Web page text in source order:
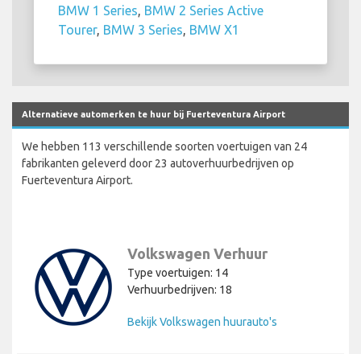
BMW 1 Series, BMW 2 Series Active
Tourer, BMW 3 Series, BMW X1
Alternatieve automerken te huur bij Fuerteventura Airport
We hebben 113 verschillende soorten voertuigen van 24
fabrikanten geleverd door 23 autoverhuurbedrijven op
Fuerteventura Airport.
Volkswagen Verhuur
Type voertuigen: 14
Verhuurbedrijven: 18
Bekijk Volkswagen huurauto's